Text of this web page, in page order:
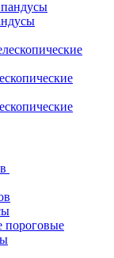
пороговые